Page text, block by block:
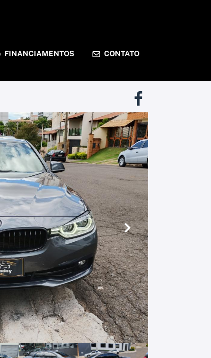
FINANCIAMENTOS CONTATO
Próximo